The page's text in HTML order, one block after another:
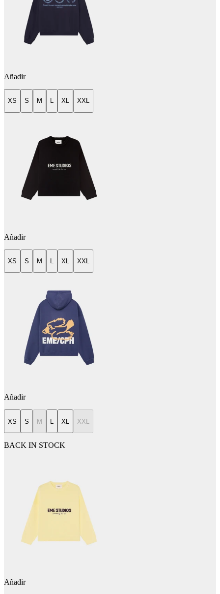
Añadir
XS S M L XL XXL
Añadir
XS S M L XL XXL
Añadir
XS S M XL XXL
BACK IN STOCK
Añadir